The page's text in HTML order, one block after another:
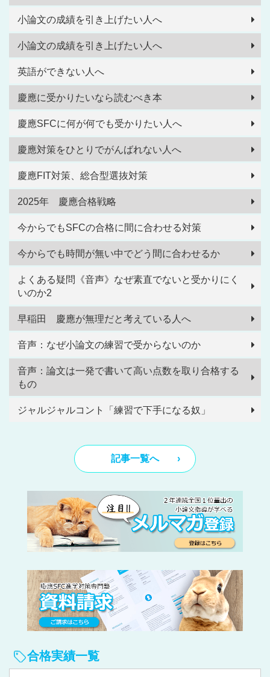
小論文の成績を引き上げたい人へ
小論文の成績を引き上げたい人へ
英語ができない人へ
慶應に受かりたいなら読むべき本
慶應SFCに何が何でも受かりたい人へ
慶應対策をひとりでがんばれない人へ
慶應FIT対策、総合型選抜対策
2025年 慶應合格戦略
今からでもSFCの合格に間に合わせる対策
今からでも時間が無い中でどう間に合わせるか
よくある疑問《音声》なぜ素直でないと受かりにく
いのか2
早稲田 慶應が無理だと考えている人へ
音声：なぜ小論文の練習で受からないのか
音声：論文は一発で書いて高い点数を取り合格する
もの
ジャルジャルコント「練習で下手になる奴」
記事一覧へ
合格実績一覧